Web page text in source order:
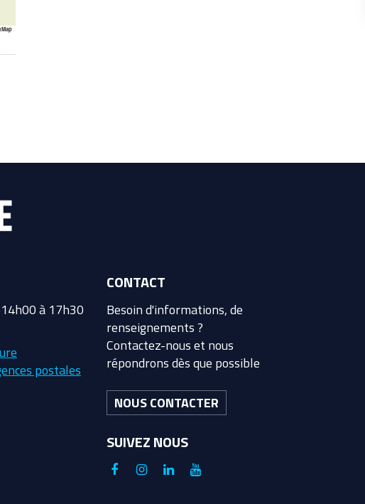
à 17h30
postales
CONTACT
Besoin d'informations, de
renseignements ?
Contactez-nous et nous
répondrons dès que possible
NOUS CONTACTER
SUIVEZ NOUS
Lien
Lien
Lien
Lien